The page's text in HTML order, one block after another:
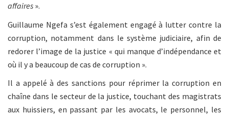
affaires ».
Guillaume Ngefa s’est également engagé à lutter contre la
corruption, notamment dans le système judiciaire, afin de
redorer l’image de la justice « qui manque d’indépendance et
où il y a beaucoup de cas de corruption ».
Il a appelé à des sanctions pour réprimer la corruption en
chaîne dans le secteur de la justice, touchant des magistrats
aux huissiers, en passant par les avocats, le personnel, les